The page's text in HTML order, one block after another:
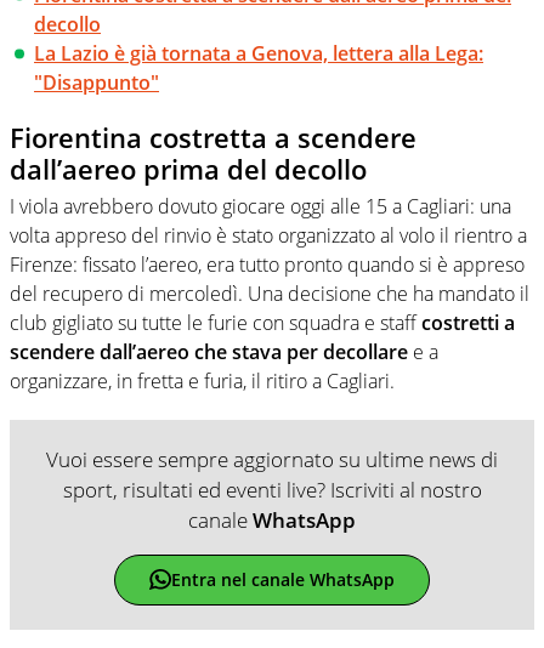
decollo
La Lazio è già tornata a Genova, lettera alla Lega:
"Disappunto"
Fiorentina costretta a scendere
dall’aereo prima del decollo
I viola avrebbero dovuto giocare oggi alle 15 a Cagliari: una
volta appreso del rinvio è stato organizzato al volo il rientro a
Firenze: fissato l’aereo, era tutto pronto quando si è appreso
del recupero di mercoledì. Una decisione che ha mandato il
club gigliato su tutte le furie con squadra e staffcostretti a
scendere dall’aereo che stava per decollare e a
organizzare, in fretta e furia, il ritiro a Cagliari.
Vuoi essere sempre aggiornato su ultime news di
sport, risultati ed eventi live? Iscriviti al nostro
canaleWhatsApp
Entra nel canale WhatsApp